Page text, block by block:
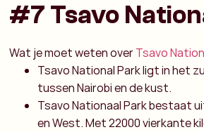
#7 Tsavo
Wat je moet weten overTsavo
Tsavo National Park ligt in het
tussen Nairobi en de kust.
Tsavo Nationaal Park bestaat
en West. Met 22000 vierkante